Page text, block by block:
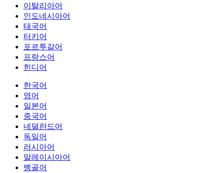
이탈리아어
인도네시아어
태국어
터키어
포르투갈어
프랑스어
힌디어
한국어
영어
일본어
중국어
네덜란드어
독일어
러시아어
말레이시아어
벵골어